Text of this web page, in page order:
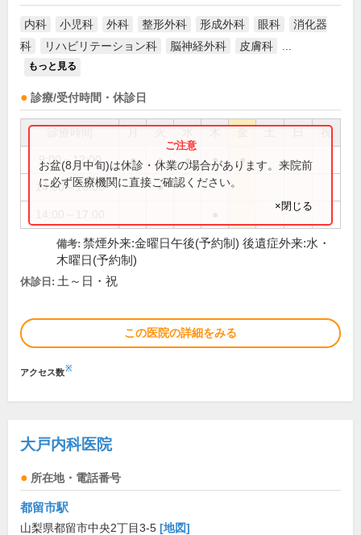
内科 小児科 外科 整形外科 形成外科 眼科
消化器
科
リハビリテーション科 脳神経外科 皮膚科
もっと見る
診療/受付時間・休診日
祝
9:00～12:00 ● ● ● ● ●
14:00～16:00 ●
お盆(8月中旬)は休診・休業の場合があります。来院前
に必ず医療機関に直接ご確認ください。
×閉じる
備考: 禁煙外来:金曜日午後(予約制) 後遺症外来:水・
木曜日(予約制)
休診日: 土～日・祝
この医院の詳細をみる
アクセス数※
大戸内科医院
所在地・電話番号
都留市駅
山梨県都留市中央2丁目3-5 [地図]